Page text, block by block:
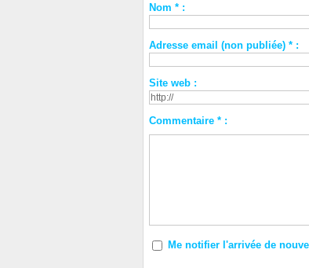
Nom * :
Adresse email (non publiée) * :
Site web :
Commentaire * :
Me notifier l'arrivée de